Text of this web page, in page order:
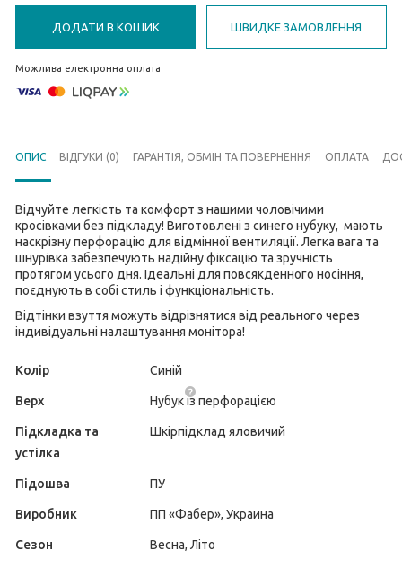
ДОДАТИ В КОШИК ШВИДКЕ ЗАМОВЛЕННЯ
Можлива електронна оплата
ОПИС ВІДГУКИ (0) ГАРАНТІЯ, ОБМІН ТА ПОВЕРНЕННЯ ОПЛАТА
Відчуйте легкість та комфорт з нашими чоловічими
кросівками без підкладу! Виготовлені з синего нубуку, мають
наскрізну перфорацію для відмінної вентиляції. Легка вага та
шнурівка забезпечують надійну фіксацію та зручність
протягом усього дня. Ідеальні для повсякденного носіння,
поєднують в собі стиль і функціональність.
Відтінки взуття можуть відрізнятися від реального через
індивідуальні налаштування монітора!
Колір Синій
Верх Нубукіз перфорацією
Підкладка та
устілка
Шкірпідклад яловичий
Підошва ПУ
Виробник ПП «Фабер», Украина
Сезон Весна, Літо